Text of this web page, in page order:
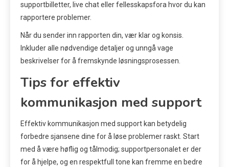
supportbilletter, live chat eller fellesskapsfora hvor du kan
rapportere problemer.
Når du sender inn rapporten din, vær klar og konsis.
Inkluder alle nødvendige detaljer og unngå vage
beskrivelser for å fremskynde løsningsprosessen.
Tips for effektiv
kommunikasjon med support
Effektiv kommunikasjon med support kan betydelig
forbedre sjansene dine for å løse problemer raskt. Start
med å være høflig og tålmodig; supportpersonalet er der
for å hjelpe, og en respektfull tone kan fremme en bedre